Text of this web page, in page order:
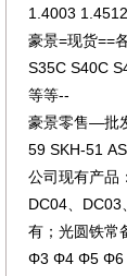
1.4003
豪景=现货==
S35C S40C
等等--
豪景零售—批
59 SKH-51
公司现有产品
DC04、DC03
有；光圆铁常
Φ3 Φ4 Φ5 Φ6